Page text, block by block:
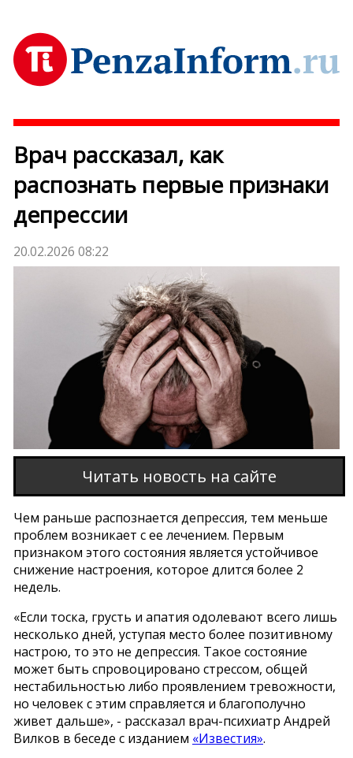
Врач рассказал, как
распознать первые признаки
депрессии
20.02.2026 08:22
Читать новость на сайте
Чем раньше распознается депрессия, тем меньше
проблем возникает с ее лечением. Первым
признаком этого состояния является устойчивое
снижение настроения, которое длится более 2
недель.
«Если тоска, грусть и апатия одолевают всего лишь
несколько дней, уступая место более позитивному
настрою, то это не депрессия. Такое состояние
может быть спровоцировано стрессом, общей
нестабильностью либо проявлением тревожности,
но человек с этим справляется и благополучно
живет дальше», - рассказал врач-психиатр Андрей
Вилков в беседе с изданием «Известия».